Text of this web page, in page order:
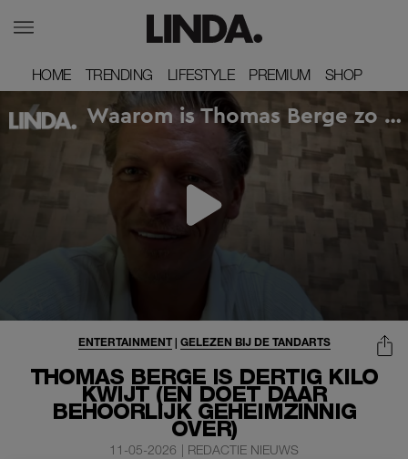
HOME
HOME TRENDING
TRENDING LIFESTYLE
LIFESTYLE PREMIUM
PREMIUM SHOP
SHOP
THOMAS BERGE IS DERTIG KILO
KWIJT (EN DOET DAAR
BEHOORLIJK GEHEIMZINNIG
OVER)
ENTERTAINMENT| GELEZEN BIJ DE TANDARTS
11-05-2026 | REDACTIE NIEUWS